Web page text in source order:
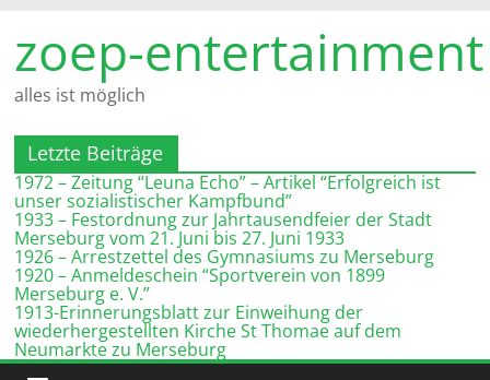
Inhalt
springen
zoep-entertainment
alles ist möglich
Letzte Beiträge
1972 – Zeitung “Leuna Echo” – Artikel “Erfolgreich ist
unser sozialistischer Kampfbund”
1933 – Festordnung zur Jahrtausendfeier der Stadt
Merseburg vom 21. Juni bis 27. Juni 1933
1926 – Arrestzettel des Gymnasiums zu Merseburg
1920 – Anmeldeschein “Sportverein von 1899
Merseburg e. V.”
1913-Erinnerungsblatt zur Einweihung der
wiederhergestellten Kirche St Thomae auf dem
Neumarkte zu Merseburg